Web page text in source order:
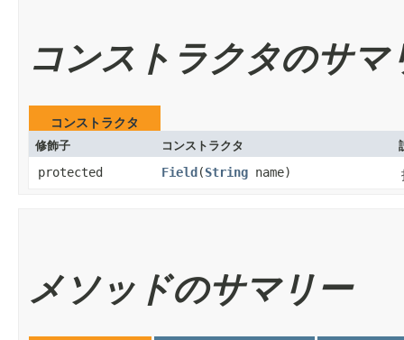
コンストラクタのサマ
コンストラクタ
修飾子 コンストラクタ
protected Field​(String name)
メソッドのサマリー